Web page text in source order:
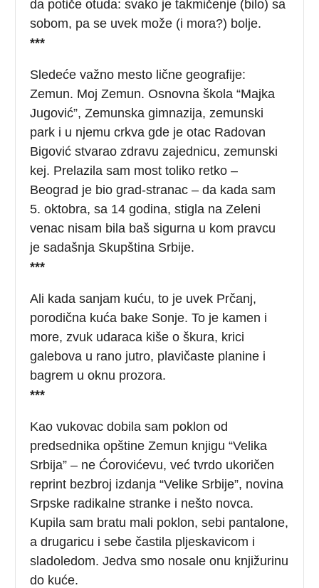
da potiče otuda: svako je takmičenje (bilo) sa
sobom, pa se uvek može (i mora?) bolje.
***
Sledeće važno mesto lične geografije:
Zemun. Moj Zemun. Osnovna škola “Majka
Jugović”, Zemunska gimnazija, zemunski
park i u njemu crkva gde je otac Radovan
Bigović stvarao zdravu zajednicu, zemunski
kej. Prelazila sam most toliko retko –
Beograd je bio grad-stranac – da kada sam
5. oktobra, sa 14 godina, stigla na Zeleni
venac nisam bila baš sigurna u kom pravcu
je sadašnja Skupština Srbije.
***
Ali kada sanjam kuću, to je uvek Prčanj,
porodična kuća bake Sonje. To je kamen i
more, zvuk udaraca kiše o škura, krici
galebova u rano jutro, plavičaste planine i
bagrem u oknu prozora.
***
Kao vukovac dobila sam poklon od
predsednika opštine Zemun knjigu “Velika
Srbija” – ne Ćorovićevu, već tvrdo ukoričen
reprint bezbroj izdanja “Velike Srbije”, novina
Srpske radikalne stranke i nešto novca.
Kupila sam bratu mali poklon, sebi pantalone,
a drugaricu i sebe častila pljeskavicom i
sladoledom. Jedva smo nosale onu knjižurinu
do kuće.